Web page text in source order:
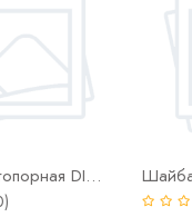
Шайба М16 стопорная DIN 25201 NORD-LOCK оцинк